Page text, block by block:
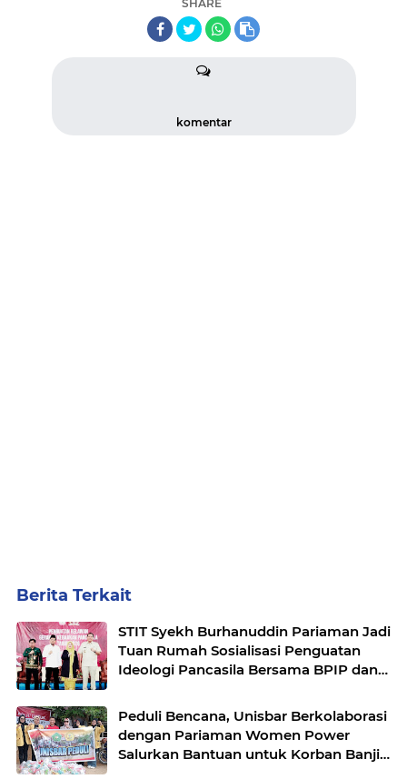
SHARE
komentar
Berita Terkait
STIT Syekh Burhanuddin Pariaman Jadi
Tuan Rumah Sosialisasi Penguatan
Ideologi Pancasila Bersama BPIP dan
Peduli Bencana, Unisbar Berkolaborasi
dengan Pariaman Women Power
Salurkan Bantuan untuk Korban Banjir